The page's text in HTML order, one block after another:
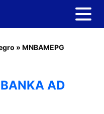
» MNBAMEPG
AD